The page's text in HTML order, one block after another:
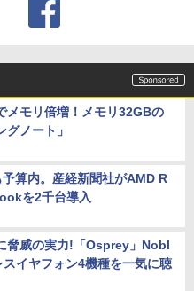
メモリ倍増！メモリ32GBの
グノート」
算内。産経新聞社がAMD R
を2千台導入
脅威の実力!「Osprey」Nobl
イヤフォン4機種を一気に聴